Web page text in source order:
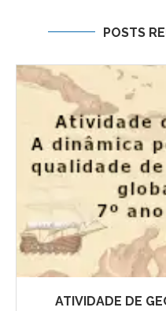
POSTS
ATIVIDADE DE